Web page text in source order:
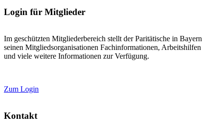
Login für Mitglieder
Im geschützten Mitgliederbereich stellt der Paritätische in Bayern
seinen Mitgliedsorganisationen Fachinformationen, Arbeitshilfen
und viele weitere Informationen zur Verfügung.
Zum Login
Kontakt